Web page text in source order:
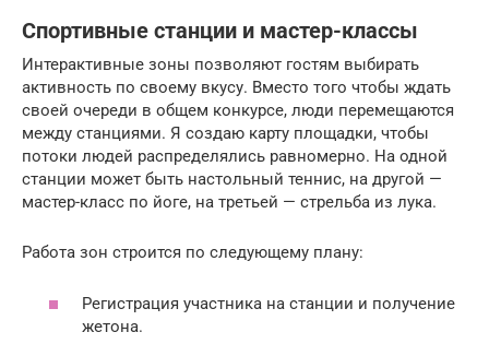
Спортивные станции и мастер-классы
Интерактивные зоны позволяют гостям выбирать
активность по своему вкусу. Вместо того чтобы ждать
своей очереди в общем конкурсе, люди перемещаются
между станциями. Я создаю карту площадки, чтобы
потоки людей распределялись равномерно. На одной
станции может быть настольный теннис, на другой —
мастер-класс по йоге, на третьей — стрельба из лука.
Работа зон строится по следующему плану:
Регистрация участника на станции и получение
жетона.